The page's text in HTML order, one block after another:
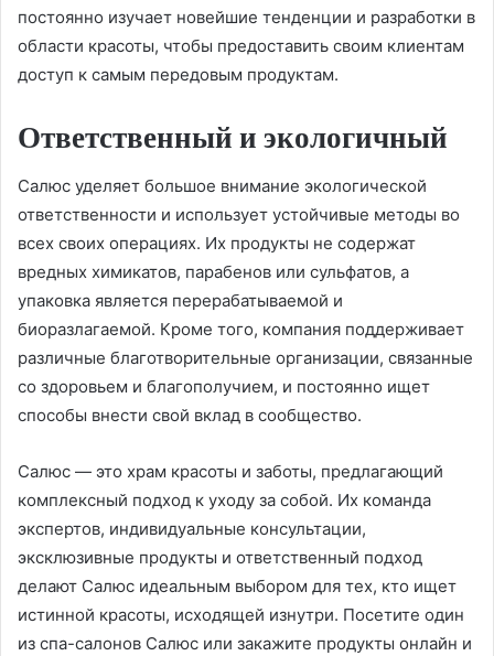
постоянно изучает новейшие тенденции и разработки в
области красоты, чтобы предоставить своим клиентам
доступ к самым передовым продуктам.
Ответственный и экологичный
Салюс уделяет большое внимание экологической
ответственности и использует устойчивые методы во
всех своих операциях. Их продукты не содержат
вредных химикатов, парабенов или сульфатов, а
упаковка является перерабатываемой и
биоразлагаемой. Кроме того, компания поддерживает
различные благотворительные организации, связанные
со здоровьем и благополучием, и постоянно ищет
способы внести свой вклад в сообщество.
Салюс — это храм красоты и заботы, предлагающий
комплексный подход к уходу за собой. Их команда
экспертов, индивидуальные консультации,
эксклюзивные продукты и ответственный подход
делают Салюс идеальным выбором для тех, кто ищет
истинной красоты, исходящей изнутри. Посетите один
из спа-салонов Салюс или закажите продукты онлайн и